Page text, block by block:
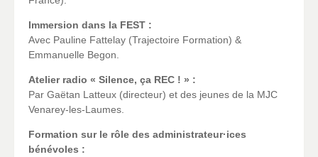
Immersion dans la FEST :
Avec Pauline Fattelay (Trajectoire Formation) &
Emmanuelle Begon.
Atelier radio « Silence, ça REC ! » :
Par Gaëtan Latteux (directeur) et des jeunes de la MJC
Venarey-les-Laumes.
Formation sur le rôle des administrateur·ices
bénévoles :